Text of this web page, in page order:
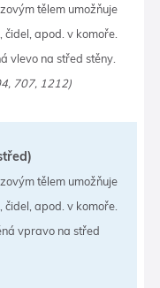
tělem umožňuje
čidel, apod. v komoře.
vlevo na střed stěny.
707, 1212)
tělem umožňuje
čidel, apod. v komoře.
vpravo na střed